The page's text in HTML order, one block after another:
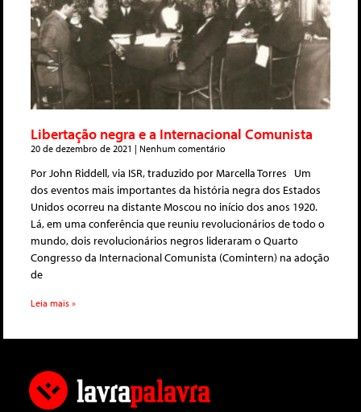
Libertação negra e a Internacional Comunista
20 de dezembro de 2021 Nenhum comentário
Por John Riddell, via ISR, traduzido por Marcella Torres Um
dos eventos mais importantes da história negra dos Estados
Unidos ocorreu na distante Moscou no início dos anos 1920.
Lá, em uma conferência que reuniu revolucionários de todo o
mundo, dois revolucionários negros lideraram o Quarto
Congresso da Internacional Comunista (Comintern) na adoção
de
Leia mais »